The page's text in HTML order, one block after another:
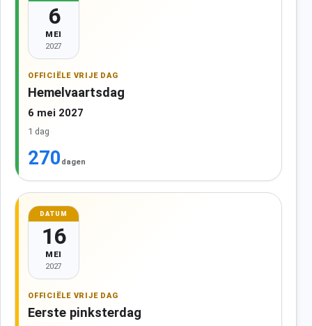
6
MEI
2027
OFFICIËLE VRIJE DAG
Hemelvaartsdag
6 mei 2027
1 dag
270 dagen
DATUM
16
MEI
2027
OFFICIËLE VRIJE DAG
Eerste pinksterdag